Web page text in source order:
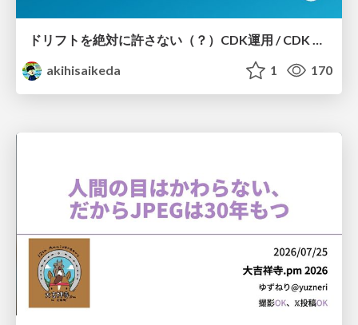
ドリフトを絶対に許さない（？）CDK運用 / CDK Ops with Zero Tolerance for Drifts (?)
akihisaikeda
1 170